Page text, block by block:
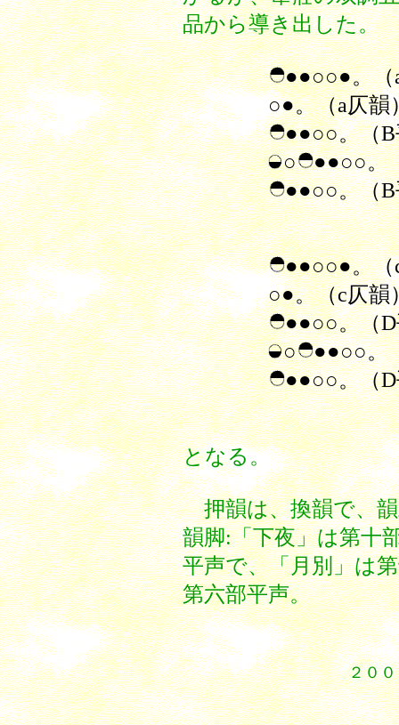
品から導き出した。
●●○○●。（
○●。（a仄韻
●●○○。（
○
●●○○。
●●○○。（B
●●○○●。（
○●。（c仄韻
●●○○。（
○
●●○○。
●●○○。（
となる。
押韻は、換韻で、韻
韻脚:「下夜」は第十
平声で、「月別」は
第六部平声。
２０
１
１